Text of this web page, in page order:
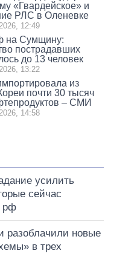
«Гвардейское» и
РЛС в Оленевке
12:49
на Сумщину:
пострадавших
до 13 человек
13:22
из
почти 30 тысяч
– СМИ
14:58
усилить
сейчас
рф
разоблачили новые
в трех